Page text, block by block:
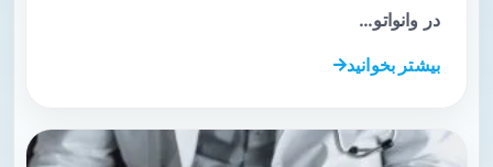
در وانواتو…
بیشتر بخوانید